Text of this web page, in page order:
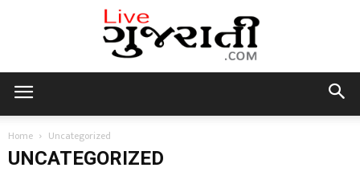
Home Uncategorized
UNCATEGORIZED